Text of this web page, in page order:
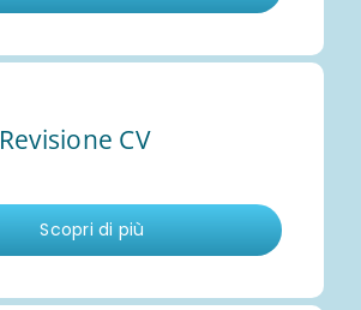
Revisione CV
Scopri di più